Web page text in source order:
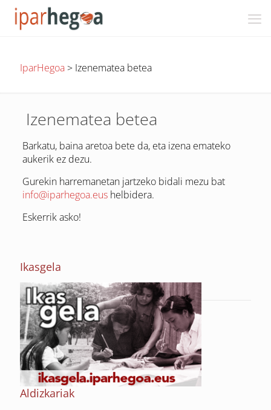
IparHegoa> Izenematea betea
Izenematea betea
Barkatu, baina aretoa bete da, eta izena emateko
aukerik ez dezu.
Gurekin harremanetan jartzeko bidali mezu bat
info@iparhegoa.eushelbidera.
Eskerrik asko!
Ikasgela
Aldizkariak